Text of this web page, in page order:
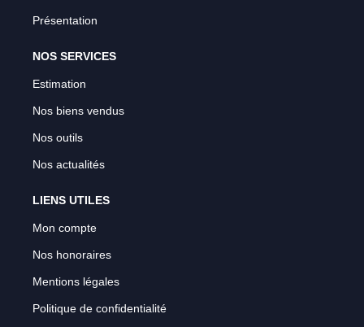
Présentation
NOS SERVICES
Estimation
Nos biens vendus
Nos outils
Nos actualités
LIENS UTILES
Mon compte
Nos honoraires
Mentions légales
Politique de confidentialité